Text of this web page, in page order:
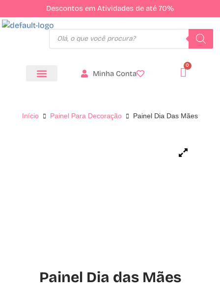
Descontos em Atividades de até 70%
Minha Conta
Início Painel Para Decoração Painel Dia Das Mães
Painel Dia das Mães